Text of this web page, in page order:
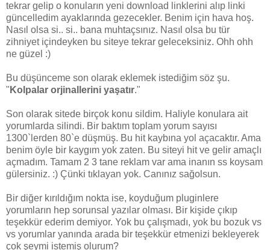
tekrar gelip o konuların yeni download linklerini alıp linki
güncelledim ayaklarında gezecekler. Benim için hava hoş.
Nasıl olsa si.. si.. bana muhtaçsınız. Nasıl olsa bu tür
zihniyet içindeyken bu siteye tekrar geleceksiniz. Ohh ohh
ne güzel :)
Bu düşünceme son olarak eklemek istediğim söz şu.
" Kolpalar orjinallerini yaşatır."
Son olarak sitede birçok konu sildim. Haliyle konulara ait
yorumlarda silindi. Bir baktım toplam yorum sayısı
1300`lerden 80`e düşmüş. Bu hit kaybına yol açacaktır. Ama
benim öyle bir kaygım yok zaten. Bu siteyi hit ve gelir amaçlı
açmadım. Tamam 2 3 tane reklam var ama inanın ss koysam
gülersiniz. :) Çünki tıklayan yok. Canınız sağolsun.
Bir diğer kırıldığım nokta ise, koyduğum pluginlere
yorumların hep sorunsal yazılar olması. Bir kişide çıkıp
teşekkür ederim demiyor. Yok bu çalışmadı, yok bu bozuk vs
vs yorumlar yanında arada bir teşekkür etmenizi bekleyerek
çok şeymi istemiş olurum?